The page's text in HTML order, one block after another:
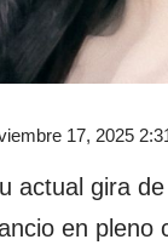
17, 2025
actual gira
en pleno